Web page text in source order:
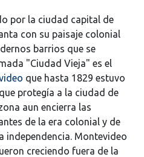
por la ciudad capital de
con su paisaje colonial
barrios que se
"Ciudad Vieja" es el
que hasta 1829 estuvo
protegía a la ciudad de
aun encierra las
de la era colonial y de
independencia. Montevideo
creciendo fuera de la